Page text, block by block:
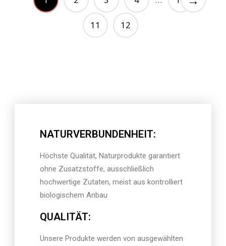
11 12
NATURVERBUNDENHEIT:
Höchste Qualität, Naturprodukte garantiert
ohne Zusatzstoffe, ausschließlich
hochwertige Zutaten, meist aus kontrolliert
biologischem Anbau
QUALITÄT:
Unsere Produkte werden von ausgewählten